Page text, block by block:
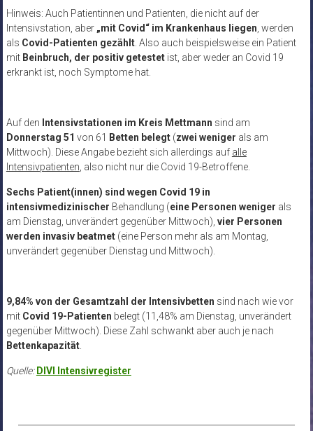
Hinweis: Auch Patientinnen und Patienten, die nicht auf der
Intensivstation, aber „mit Covid“ im Krankenhaus liegen, werden
als Covid-Patienten gezählt. Also auch beispielsweise ein Patient
mit Beinbruch, der positiv getestetist, aber weder an Covid 19
erkrankt ist, noch Symptome hat.
Auf den Intensivstationen im Kreis Mettmann sind am
Donnerstag 51 von 61 Betten belegt(zwei weniger als am
Mittwoch). Diese Angabe bezieht sich allerdings auf alle
Intensivpatienten, also nicht nur die Covid 19-Betroffene.
Sechs Patient(innen) sind wegen Covid 19 in
intensivmedizinischer Behandlung (eine Personen weniger als
am Dienstag, unverändert gegenüber Mittwoch), vier Personen
werden invasiv beatmet (eine Person mehr als am Montag,
unverändert gegenüber Dienstag und Mittwoch).
9,84% von der Gesamtzahl der Intensivbetten sind nach wie vor
mitCovid 19-Patienten belegt (11,48% am Dienstag, unverändert
gegenüber Mittwoch). Diese Zahl schwankt aber auch je nach
Bettenkapazität.
Quelle: DIVI Intensivregister